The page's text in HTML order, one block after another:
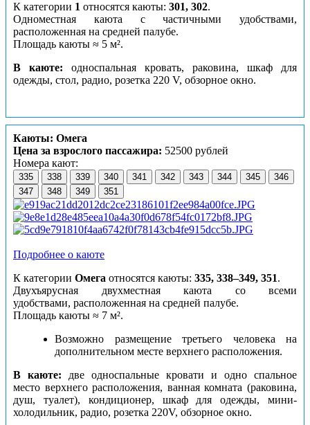
К категории 1 относятся каюты: 301, 302.
Одноместная каюта с частичными удобствами,
расположенная на средней палубе.
Площадь каюты ≈ 5 м².
В каюте: односпальная кровать, раковина, шкаф для
одежды, стол, радио, розетка 220 V, обзорное окно.
Каюты: Омега
Цена за взрослого пассажира: 52500 рублей
Номера кают:
335 338 339 340 341 342 343 344 345
346
347
348 349 351
Подробнее о каюте
К категории Омега относятся каюты: 335, 338–349, 351.
Двухъярусная двухместная каюта со всеми
удобствами, расположенная на средней палубе.
Площадь каюты ≈ 7 м².
Возможно размещение третьего человека на
дополнительном месте верхнего расположения.
В каюте: две односпальные кровати и одно спальное
место верхнего расположения, ванная комната (раковина,
душ, туалет), кондиционер, шкаф для одежды, мини-
холодильник, радио, розетка 220V, обзорное окно.